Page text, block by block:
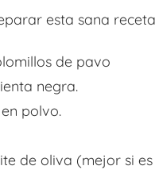
esta sana
de pavo
negra.
polvo.
de oliva (mejor si